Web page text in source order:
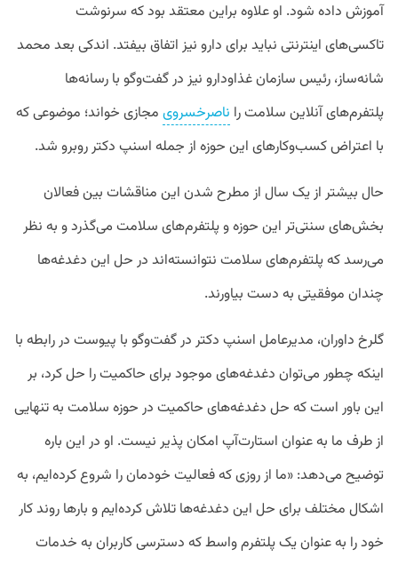
آموزش داده شود. او علاوه براین معتقد بود که سرنوشت
تاکسی‌های اینترنتی نباید برای دارو نیز اتفاق بیفتد. اندکی بعد محمد
شانه‌ساز، رئیس سازمان غذاودارو نیز در گفت‌وگو با رسانه‌ها
پلتفرم‌های آنلاین سلامت را ناصرخسروی مجازی خواند؛ موضوعی که
با اعتراض کسب‌وکارهای این حوزه از جمله اسنپ دکتر روبرو شد.
حال بیشتر از یک سال از مطرح شدن این مناقشات بین فعالان
بخش‌های سنتی‌تر این حوزه و پلتفرم‌های سلامت می‌گذرد و به نظر
می‌رسد که پلتفرم‌های سلامت نتوانسته‌اند در حل این دغدغه‌ها
چندان موفقیتی به دست بیاورند.
گلرخ داوران، مدیرعامل اسنپ دکتر در گفت‌وگو با پیوست در رابطه با
اینکه چطور می‌توان دغدغه‌های موجود برای حاکمیت را حل کرد، بر
این باور است که حل‌ دغدغه‌های حاکمیت در حوزه سلامت به تنهایی
از طرف ما به عنوان استارت‌آپ امکان پذیر نیست. او در این باره
توضیح می‌دهد: «ما از روزی که فعالیت خودمان را شروع کرده‌ایم، به
اشکال مختلف برای حل این دغدغه‌ها تلاش کرد‌ه‌ایم و بارها روند کار
خود را به عنوان یک پلتفرم واسط که دسترسی کاربران به خدمات